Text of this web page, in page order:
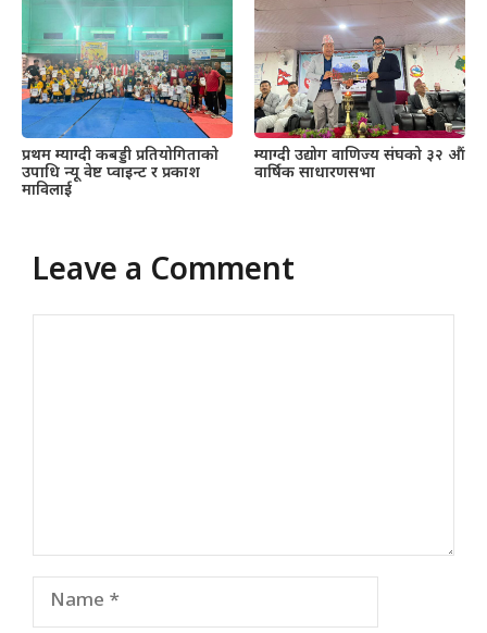
प्रथम म्याग्दी कबड्डी प्रतियोगिताको
उपाधि न्यू वेष्ट प्वाइन्ट र प्रकाश
माविलाई
म्याग्दी उद्योग वाणिज्य संघको ३२ औं
वार्षिक साधारणसभा
Leave a Comment
Name